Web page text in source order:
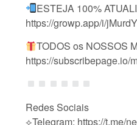
ESTEJA 100%
https://growp.app/i/jMurdY
TODOS os NOSSOS
https://subscribepage.io/
Redes Sociais
⟡Telegram: https://t.me/